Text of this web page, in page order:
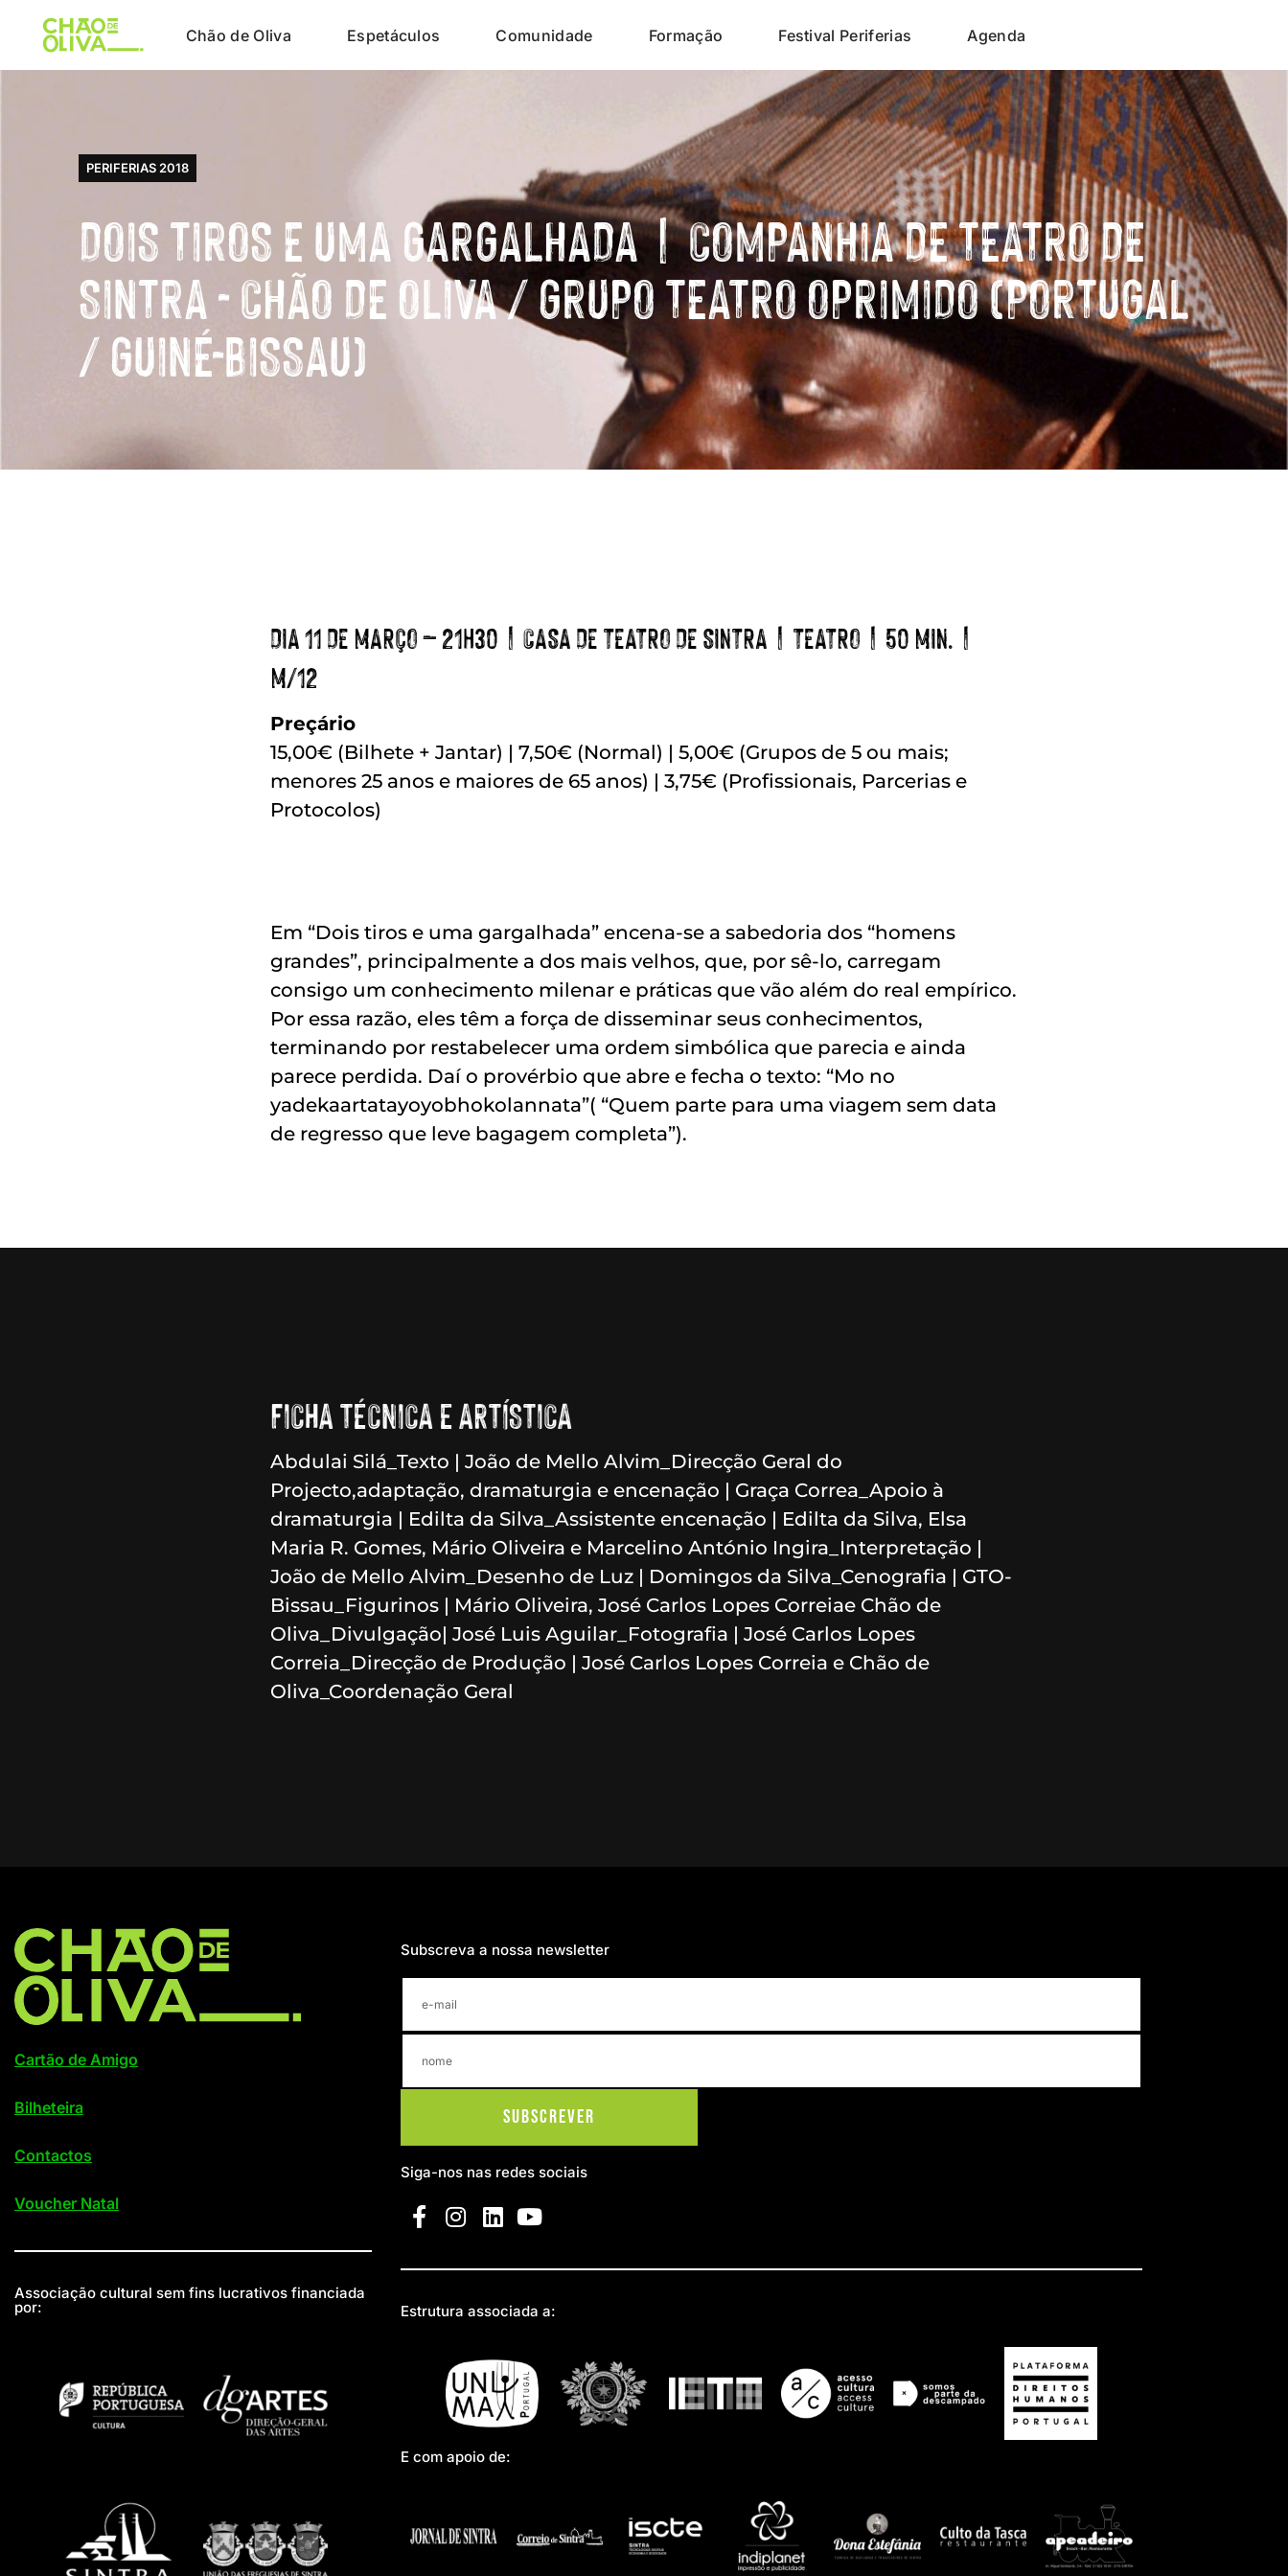
Chão de Oliva Espetáculos Comunidade Formação Festival Periferias Agenda
PERIFERIAS 2018
DOIS TIROS E UMA GARGALHADA | COMPANHIA DE TEATRO DE
SINTRA - CHÃO DE OLIVA / GRUPO TEATRO OPRIMIDO (PORTUGAL
/ GUINÉ-BISSAU)
DIA 11 DE MARÇO – 21H30 | CASA DE TEATRO DE SINTRA | TEATRO | 50 MIN. |
M/12
Preçário
15,00€ (Bilhete + Jantar) | 7,50€ (Normal) | 5,00€ (Grupos de 5 ou mais;
menores 25 anos e maiores de 65 anos) | 3,75€ (Profissionais, Parcerias e
Protocolos)
Em “Dois tiros e uma gargalhada” encena-se a sabedoria dos “homens
grandes”, principalmente a dos mais velhos, que, por sê-lo, carregam
consigo um conhecimento milenar e práticas que vão além do real empírico.
Por essa razão, eles têm a força de disseminar seus conhecimentos,
terminando por restabelecer uma ordem simbólica que parecia e ainda
parece perdida. Daí o provérbio que abre e fecha o texto: “Mo no
yadekaartatayoyobhokolannata”( “Quem parte para uma viagem sem data
de regresso que leve bagagem completa”).
FICHA TÉCNICA E ARTÍSTICA
Abdulai Silá_Texto | João de Mello Alvim_Direcção Geral do
Projecto,adaptação, dramaturgia e encenação | Graça Correa_Apoio à
dramaturgia | Edilta da Silva_Assistente encenação | Edilta da Silva, Elsa
Maria R. Gomes, Mário Oliveira e Marcelino António Ingira_Interpretação |
João de Mello Alvim_Desenho de Luz | Domingos da Silva_Cenografia | GTO-
Bissau_Figurinos | Mário Oliveira, José Carlos Lopes Correiae Chão de
Oliva_Divulgação| José Luis Aguilar_Fotografia | José Carlos Lopes
Correia_Direcção de Produção | José Carlos Lopes Correia e Chão de
Oliva_Coordenação Geral
Cartão de Amigo
Bilheteira
Contactos
Voucher Natal
Associação cultural sem fins lucrativos financiada
por:
Subscreva a nossa newsletter
Subscrever
Siga-nos nas redes sociais
Estrutura associada a:
E com apoio de: